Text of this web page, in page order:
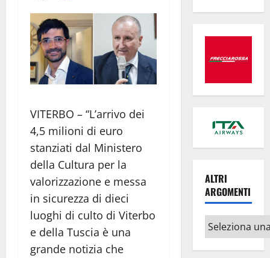
VITERBO – “L’arrivo dei
4,5 milioni di euro
stanziati dal Ministero
della Cultura per la
valorizzazione e messa
in sicurezza di dieci
luoghi di culto di Viterbo
e della Tuscia è una
grande notizia che
ALTRI
ARGOMENTI
Altri
argomenti